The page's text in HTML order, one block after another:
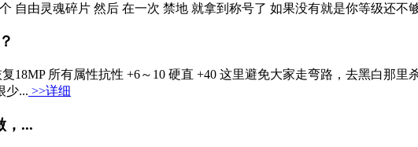
自由灵魂碎片 然后 在一次 禁地 就拿到称号了 如果没有就是你等级还不
18MP 所有属性抗性 +6～10 硬直 +40 这里避免大家走弯路，去黑白那
少... >>详细
，...